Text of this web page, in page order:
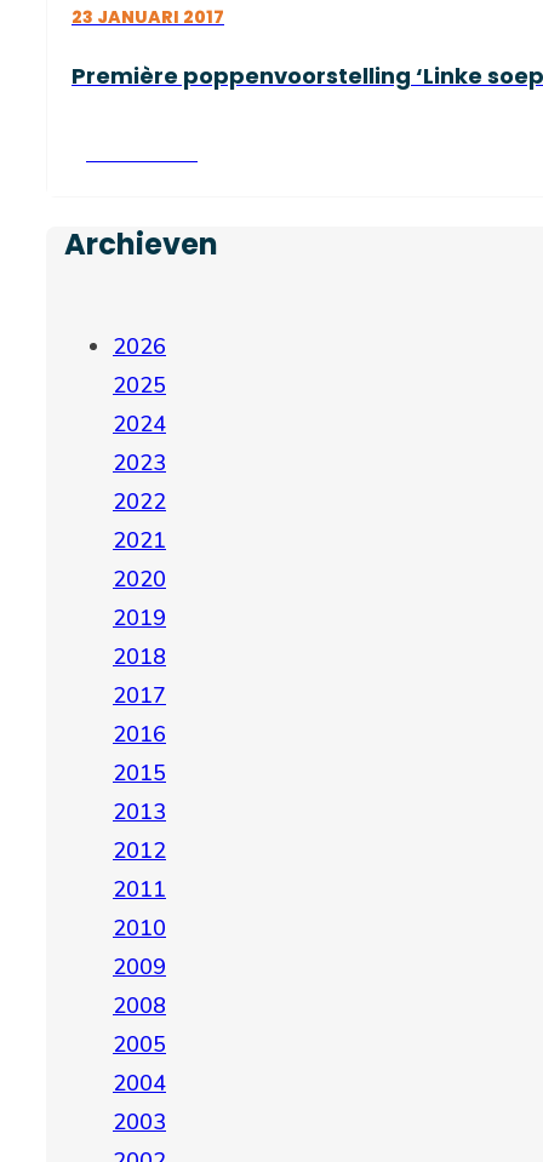
23 JANUARI 2017
Première poppenvoorstelling ‘Linke
Archieven
2026
2025
2024
2023
2022
2021
2020
2019
2018
2017
2016
2015
2013
2012
2011
2010
2009
2008
2005
2004
2003